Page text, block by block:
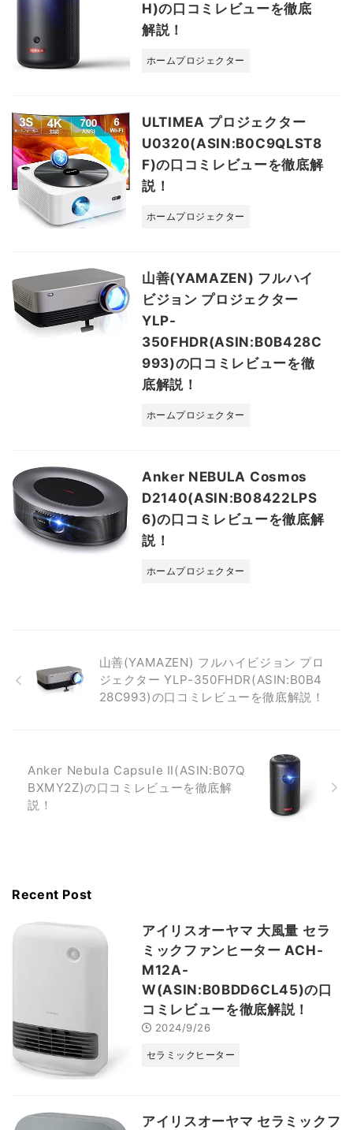
H)の口コミレビューを徹底
解説！
ホームプロジェクター
ULTIMEA プロジェクター
U0320(ASIN:B0C9QLST8
F)の口コミレビューを徹底解
説！
ホームプロジェクター
山善(YAMAZEN) フルハイ
ビジョン プロジェクター
YLP-
350FHDR(ASIN:B0B428C
993)の口コミレビューを徹
底解説！
ホームプロジェクター
Anker NEBULA Cosmos
D2140(ASIN:B08422LPS
6)の口コミレビューを徹底解
説！
ホームプロジェクター
山善(YAMAZEN) フルハイビジョン プロ
ジェクター YLP-350FHDR(ASIN:B0B4
28C993)の口コミレビューを徹底解説！
Anker Nebula Capsule II(ASIN:B07Q
BXMY2Z)の口コミレビューを徹底解
説！
Recent Post
アイリスオーヤマ 大風量 セラ
ミックファンヒーター ACH-
M12A-
W(ASIN:B0BDD6CL45)の口
コミレビューを徹底解説！
2024/9/26
セラミックヒーター
アイリスオーヤマ セラミックフ